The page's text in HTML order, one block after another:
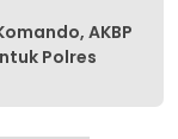
AKBP
Polres